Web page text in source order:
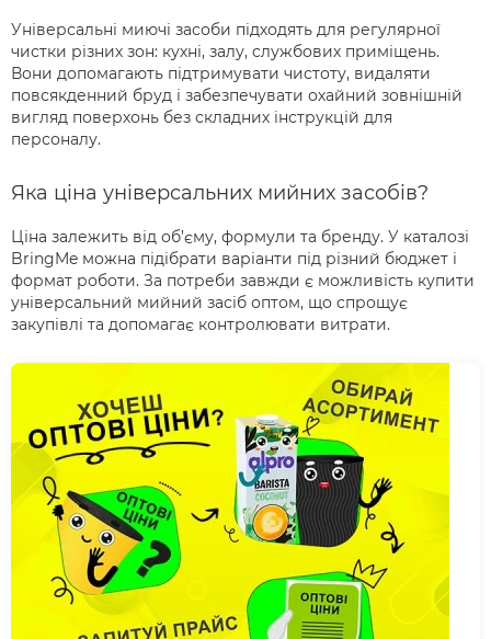
Універсальні миючі засоби підходять для регулярної
чистки різних зон: кухні, залу, службових приміщень.
Вони допомагають підтримувати чистоту, видаляти
повсякденний бруд і забезпечувати охайний зовнішній
вигляд поверхонь без складних інструкцій для
персоналу.
Яка ціна універсальних мийних засобів?
Ціна залежить від об’єму, формули та бренду. У каталозі
BringMe можна підібрати варіанти під різний бюджет і
формат роботи. За потреби завжди є можливість купити
універсальний мийний засіб оптом, що спрощує
закупівлі та допомагає контролювати витрати.